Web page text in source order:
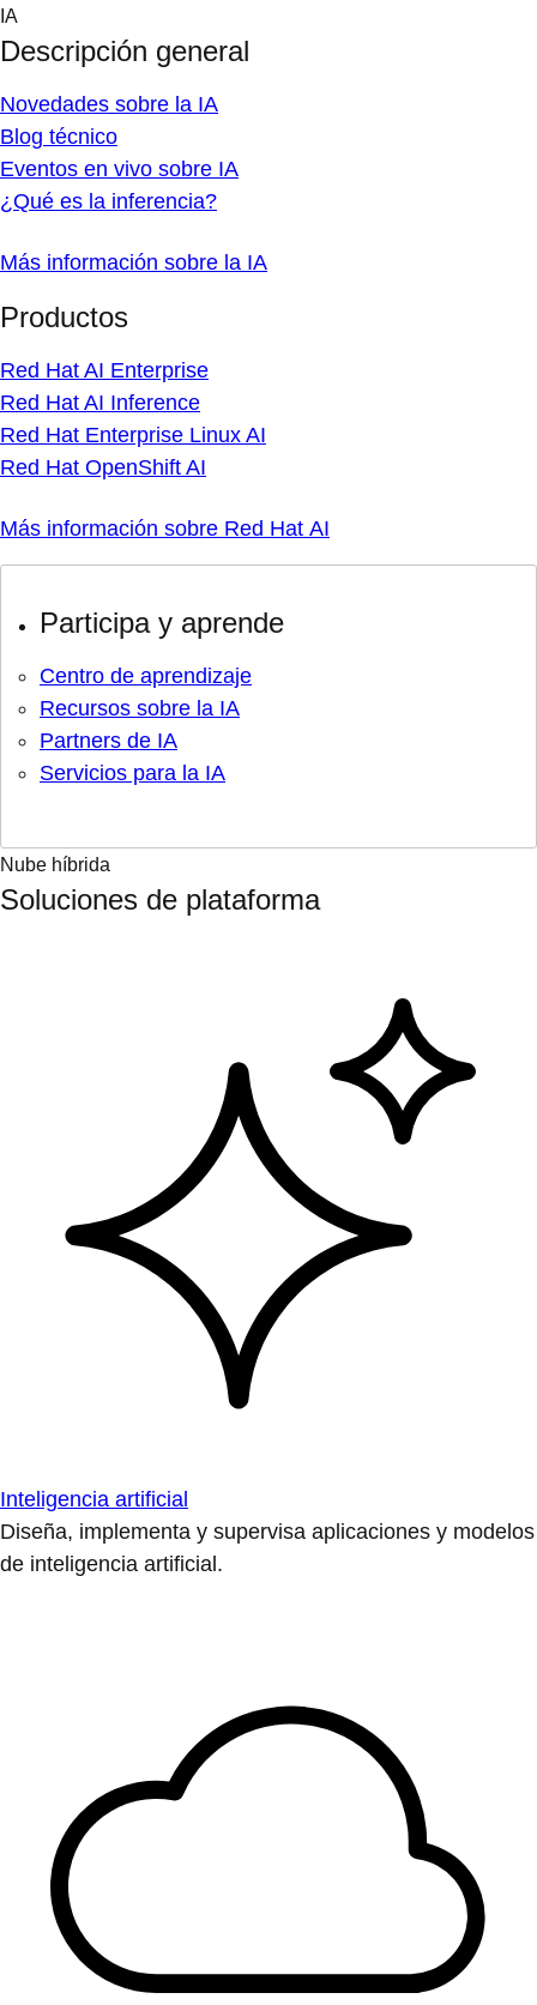
Skip
content
IA
Descripción general
Novedades sobre la IA
Blog técnico
Eventos en vivo sobre IA
¿Qué es la inferencia?
Más información sobre la IA
Productos
Red Hat AI Enterprise
Red Hat AI Inference
Red Hat Enterprise Linux AI
Red Hat OpenShift AI
Más información sobre Red Hat AI
Participa y aprende
Centro de aprendizaje
Recursos sobre la IA
Partners de IA
Servicios para la IA
Nube híbrida
Soluciones de plataforma
Inteligencia artificial
Diseña, implementa y supervisa aplicaciones y modelos
de inteligencia artificial.